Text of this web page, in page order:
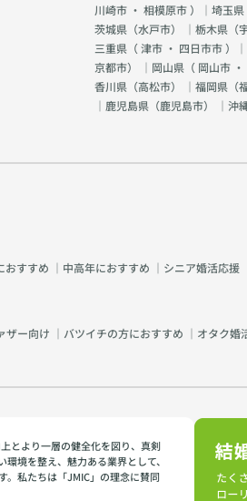
川崎市 ・ 相模原市）｜埼玉県
茨城県（水戸市） ｜栃木県（
三重県（津市 ・ 四日市市）
京都市） ｜岡山県（ 岡山市 ・
香川県（高松市） ｜福岡県（
｜鹿児島県（鹿児島市） ｜沖
おすすめ ｜ 中高年におすすめ ｜ シニア婚活応援
ザー向け ｜ バツイチの方におすすめ ｜ オタク婚
とより一層の健全化を図り、真剣
境を整え、魅力ある業界として、
。私たちは「JMIC」の理念に賛同